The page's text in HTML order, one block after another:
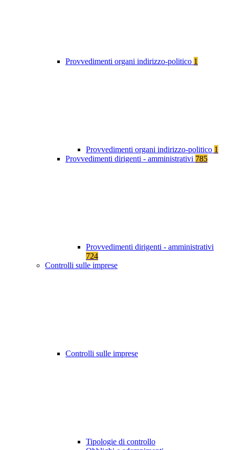
Provvedimenti organi indirizzo-politico 1
Provvedimenti organi indirizzo-politico 1
Provvedimenti dirigenti - amministrativi 785
Provvedimenti dirigenti - amministrativi
724
Controlli sulle imprese
Controlli sulle imprese
Tipologie di controllo